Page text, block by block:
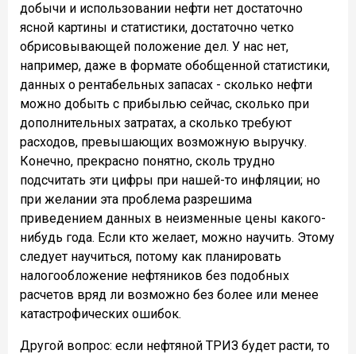
добычи и использовании нефти нет достаточно
ясной картины и статистики, достаточно четко
обрисовывающей положение дел. У нас нет,
например, даже в формате обобщенной статистики,
данных о рентабельных запасах - сколько нефти
можно добыть с прибылью сейчас, сколько при
дополнительных затратах, а сколько требуют
расходов, превышающих возможную выручку.
Конечно, прекрасно понятно, сколь трудно
подсчитать эти цифры при нашей-то инфляции; но
при желании эта проблема разрешима
приведением данных в неизменные цены какого-
нибудь года. Если кто желает, можно научить. Этому
следует научиться, потому как планировать
налогообложение нефтяников без подобных
расчетов вряд ли возможно без более или менее
катастрофических ошибок.
Другой вопрос: если нефтяной ТРИЗ будет расти, то